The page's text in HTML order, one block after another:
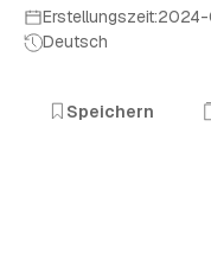
Deutsch
Speichern